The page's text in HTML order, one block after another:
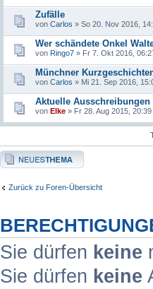
Zufälle
von Carlos » So 20. Nov 2016,
Wer schändete Onkel
von Ringo7 » Fr 7. Okt 2016,
Münchner
von Carlos » Mi 21. Sep 2016,
Aktuelle
von Elke » Fr 28. Aug 2015, 20:39
Neues Thema erstellen
Zurück zu Foren-Übersicht
Sie dürfen keine
Sie dürfen keine